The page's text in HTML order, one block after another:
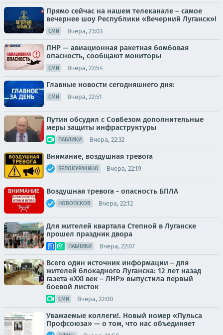
Прямо сейчас на нашем телеканале – самое
вечернее шоу Республики «Вечерний Луганск»!
СМИ Вчера, 23:03
ЛНР — авиационная ракетная бомбовая
опасность, сообщают мониторы
СМИ Вчера, 22:54
Главные новости сегодняшнего дня:
СМИ Вчера, 22:51
Путин обсудил с Совбезом дополнительные
меры защиты инфраструктуры
ПАБЛИКИ Вчера, 22:32
Внимание, воздушная тревога
БЕЛОКУРАКИНО Вчера, 22:19
Воздушная тревога - опасность БПЛА
НОВОПСКОВ Вчера, 22:12
Для жителей квартала Степной в Луганске
прошел праздник двора
ПАБЛИКИ Вчера, 22:07
Всего один источник информации – для
жителей блокадного Луганска: 12 лет назад
газета «XXI век – ЛНР» выпустила первый
боевой листок
СМИ Вчера, 22:00
Уважаемые коллеги!. Новый номер «Пульса
Профсоюза» — о том, что нас объединяет